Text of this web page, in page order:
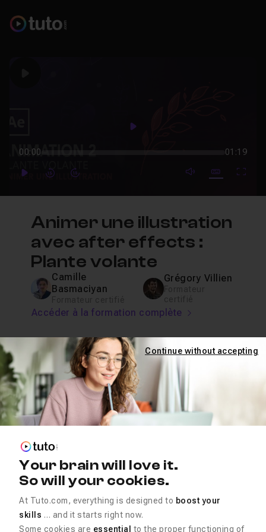
Play
00:00 01:19
PlayForwardForward mute video
Subtitles
Animer une illustration
avec after effects :
Plante volante
Camille
Basmaciyan
Grégory Villien
Formateur
Accéder à la formation complète